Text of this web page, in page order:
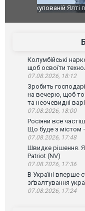
За 2000
склад
Колумбійські
щоб освоїти
07.08.2026, 18:12
Зробить
на вечерю, щоб
та неочевидні
07.08.2026, 18:00
Росіяни все
Що буде з містом
07.08.2026, 17:48
Швидке рішення.
Patriot (NV)
07.08.2026, 17:36
В Україні вперше
зґвалтування
07.08.2026, 17:24